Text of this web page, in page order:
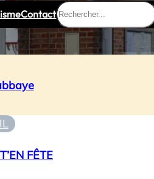
Contact
Rechercher
FÊTE